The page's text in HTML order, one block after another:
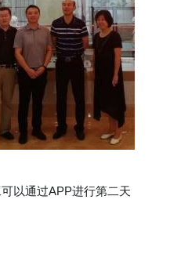
以通过APP进行第二天